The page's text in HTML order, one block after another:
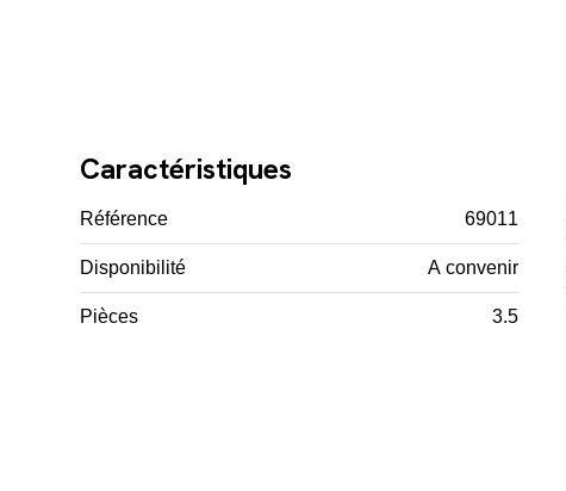
Caractéristiques
Référence 69011
Disponibilité A convenir
Pièces 3.5